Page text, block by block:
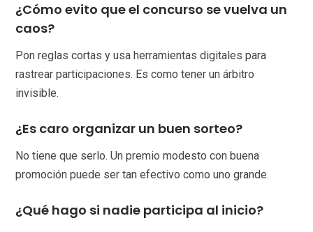
¿Cómo evito que el concurso se vuelva un
caos?
Pon reglas cortas y usa herramientas digitales para
rastrear participaciones. Es como tener un árbitro
invisible.
¿Es caro organizar un buen sorteo?
No tiene que serlo. Un premio modesto con buena
promoción puede ser tan efectivo como uno grande.
¿Qué hago si nadie participa al inicio?